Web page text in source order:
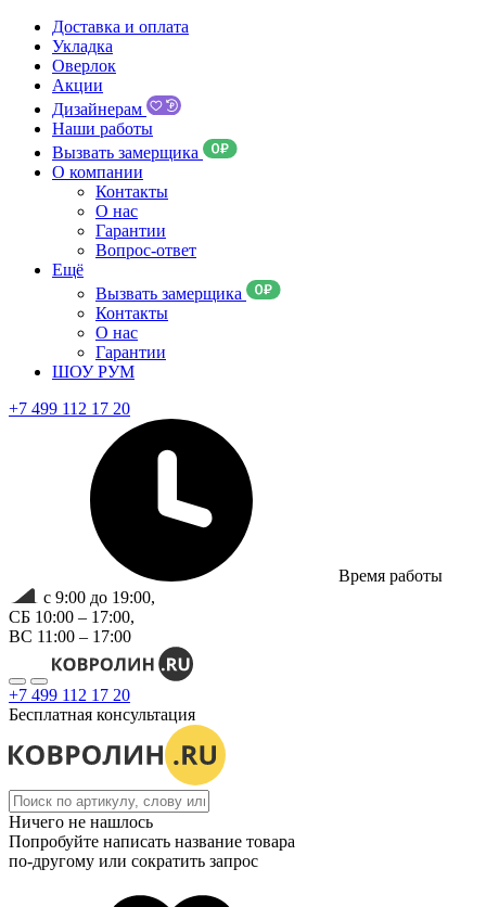
Доставка и оплата
Укладка
Оверлок
Акции
Дизайнерам
Наши работы
Вызвать замерщика
О компании
Контакты
О нас
Гарантии
Вопрос-ответ
Ещё
Вызвать замерщика
Контакты
О нас
Гарантии
ШОУ РУМ
+7 499 112 17 20
Время работы
с 9:00 до 19:00,
СБ 10:00 – 17:00,
ВС 11:00 – 17:00
+7 499 112 17 20
Бесплатная консультация
Ничего не нашлось
Попробуйте написать название товара
по-другому или сократить запрос